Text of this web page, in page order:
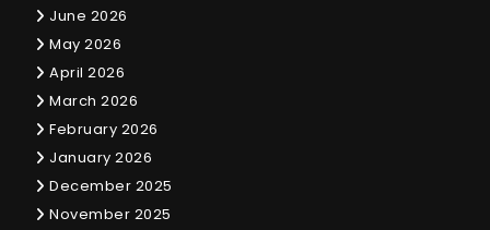
June 2026
May 2026
April 2026
March 2026
February 2026
January 2026
December 2025
November 2025